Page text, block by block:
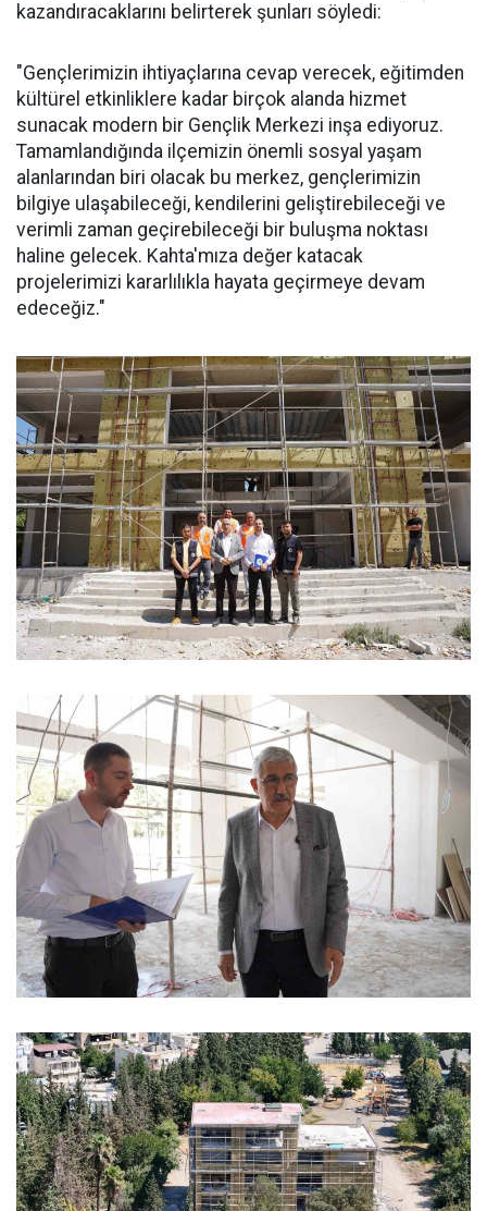
kazandıracaklarını belirterek şunları söyledi:
"Gençlerimizin ihtiyaçlarına cevap verecek, eğitimden
kültürel etkinliklere kadar birçok alanda hizmet
sunacak modern bir Gençlik Merkezi inşa ediyoruz.
Tamamlandığında ilçemizin önemli sosyal yaşam
alanlarından biri olacak bu merkez, gençlerimizin
bilgiye ulaşabileceği, kendilerini geliştirebileceği ve
verimli zaman geçirebileceği bir buluşma noktası
haline gelecek. Kahta'mıza değer katacak
projelerimizi kararlılıkla hayata geçirmeye devam
edeceğiz."